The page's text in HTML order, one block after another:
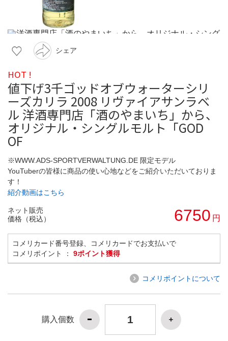
シェア
HOT !
値下げ3千ゴッドオブウォーターシリ
ーズカリラ 2008 リヴァイアサンラベ
ル 洋酒専門店「酒のやまいち」から、
オリジナル・シングルモルト「GOD
OF
※WWW.ADS-SPORTVERWALTUNG.DE 限定モデル
YouTuberの皆様に商品の使い心地などをご紹介いただいておりま
す！
紹介動画はこちら
ネット販売
価格（税込）
6750 円
コメリカード番号登録、コメリカードでお支払いで
コメリポイント ： 9ポイント獲得
コメリポイントについて
購入個数